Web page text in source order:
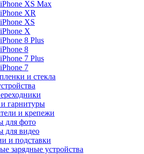
XS Max
XR
XS
X
8 Plus
8
7 Plus
7
и стекла
гарнитуры
и крепежи
для фото
для видео
и подставки
зарядные устройства